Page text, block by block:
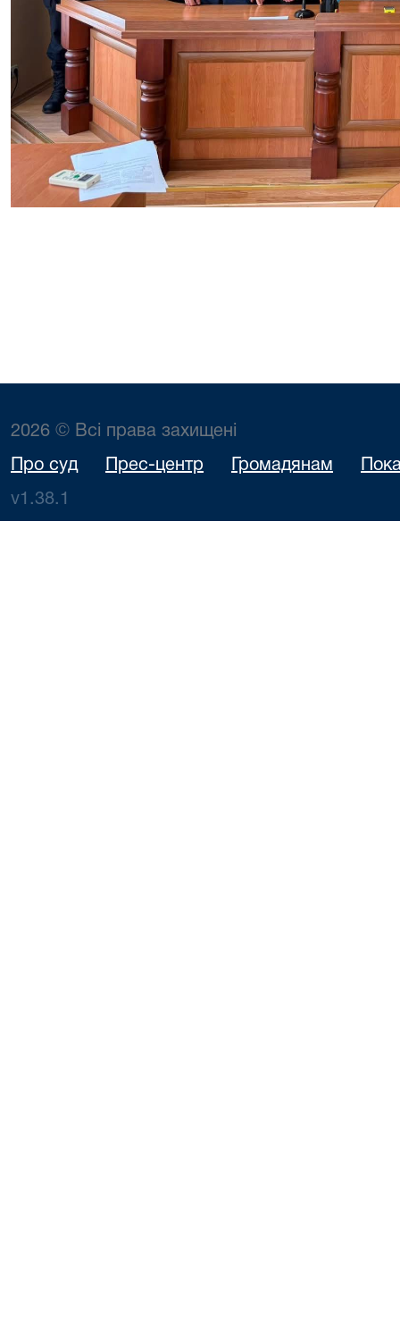
2026 © Всі права захищені
Про суд Прес-центр Громадянам
v1.38.1